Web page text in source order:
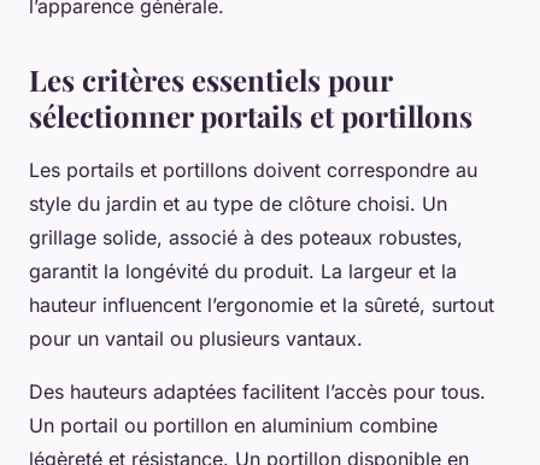
l’apparence générale.
Les critères essentiels pour
sélectionner portails et portillons
Les portails et portillons doivent correspondre au
style du jardin et au type de clôture choisi. Un
grillage solide, associé à des poteaux robustes,
garantit la longévité du produit. La largeur et la
hauteur influencent l’ergonomie et la sûreté, surtout
pour un vantail ou plusieurs vantaux.
Des hauteurs adaptées facilitent l’accès pour tous.
Un portail ou portillon en aluminium combine
légèreté et résistance. Un portillon disponible en